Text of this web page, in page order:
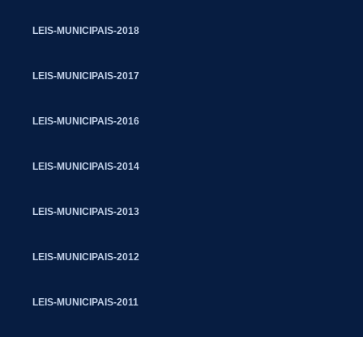
LEIS-MUNICIPAIS-2018
LEIS-MUNICIPAIS-2017
LEIS-MUNICIPAIS-2016
LEIS-MUNICIPAIS-2014
LEIS-MUNICIPAIS-2013
LEIS-MUNICIPAIS-2012
LEIS-MUNICIPAIS-2011